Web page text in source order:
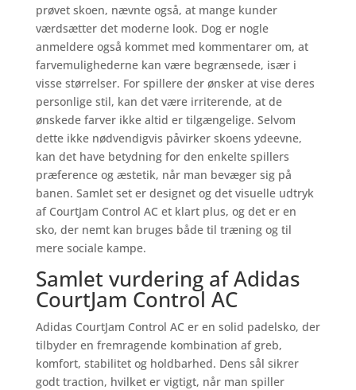
prøvet skoen, nævnte også, at mange kunder
værdsætter det moderne look. Dog er nogle
anmeldere også kommet med kommentarer om, at
farvemulighederne kan være begrænsede, især i
visse størrelser. For spillere der ønsker at vise deres
personlige stil, kan det være irriterende, at de
ønskede farver ikke altid er tilgængelige. Selvom
dette ikke nødvendigvis påvirker skoens ydeevne,
kan det have betydning for den enkelte spillers
præference og æstetik, når man bevæger sig på
banen. Samlet set er designet og det visuelle udtryk
af CourtJam Control AC et klart plus, og det er en
sko, der nemt kan bruges både til træning og til
mere sociale kampe.
Samlet vurdering af Adidas
CourtJam Control AC
Adidas CourtJam Control AC er en solid padelsko, der
tilbyder en fremragende kombination af greb,
komfort, stabilitet og holdbarhed. Dens sål sikrer
godt traction, hvilket er vigtigt, når man spiller